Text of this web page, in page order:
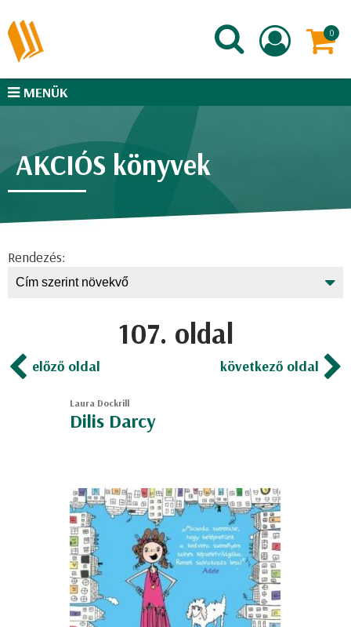
MENÜK
AKCIÓS könyvek
Rendezés:
107. oldal
előző oldal következő oldal
Laura Dockrill
Dilis Darcy